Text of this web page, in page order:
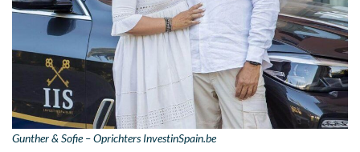
Gunther & Sofie – Oprichters InvestinSpain.be